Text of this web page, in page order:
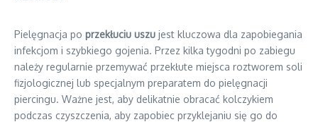
Pielęgnacja po przekłuciu uszu jest kluczowa dla zapobiegania
infekcjom i szybkiego gojenia. Przez kilka tygodni po zabiegu
należy regularnie przemywać przekłute miejsca roztworem soli
fizjologicznej lub specjalnym preparatem do pielęgnacji
piercingu. Ważne jest, aby delikatnie obracać kolczykiem
podczas czyszczenia, aby zapobiec przyklejaniu się go do